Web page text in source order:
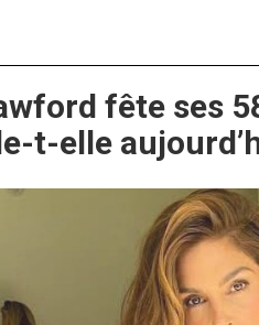
fête ses
t-elle